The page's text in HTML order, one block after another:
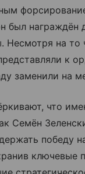
был награждён
Несмотря на то
к
заменили на
что
Семён
победу
ключевые